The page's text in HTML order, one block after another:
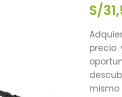
S/
precio
mismo